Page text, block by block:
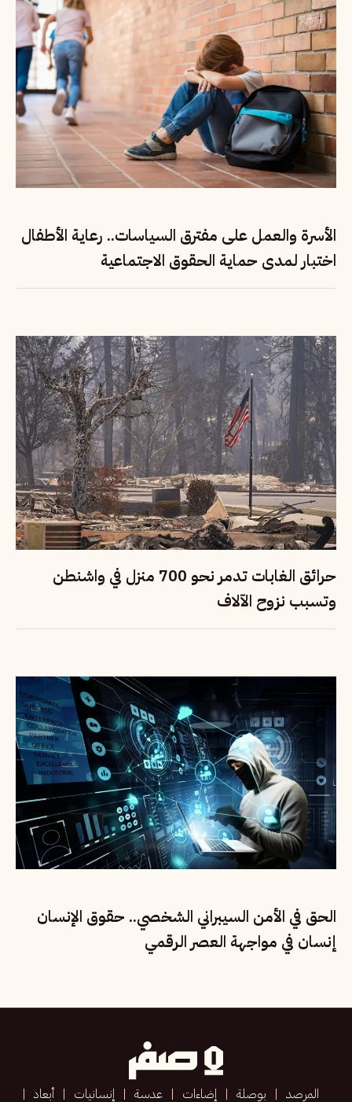
الأسرة والعمل على مفترق السياسات.. رعاية الأطفال
اختبار لمدى حماية الحقوق الاجتماعية
حرائق الغابات تدمر نحو 700 منزل في واشنطن
وتسبب نزوح الآلاف
الحق في الأمن السيبراني الشخصي.. حقوق الإنسان
إنسان في مواجهة العصر الرقمي
المرصد بوصلة إضاءات عدسة إنسانيات أبعاد